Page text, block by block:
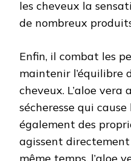
les cheveux la
de nombreux
Enfin, il combat les
maintenir l’équilibre
cheveux. L’aloe vera
sécheresse qui
également des
agissent directement